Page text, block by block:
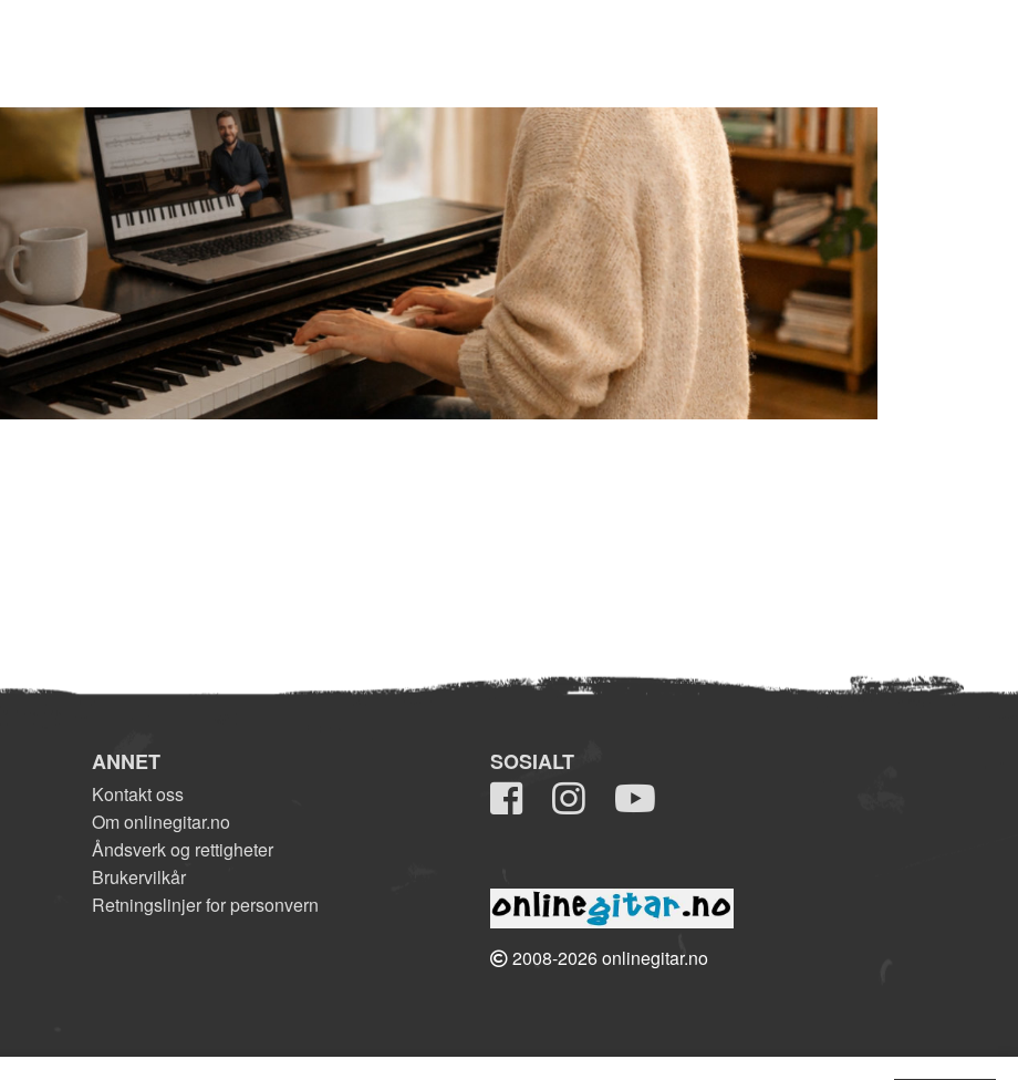
ANNET
Kontakt oss
Om onlinegitar.no
Åndsverk og rettigheter
Brukervilkår
Retningslinjer for personvern
SOSIALT
2008-2026 onlinegitar.no